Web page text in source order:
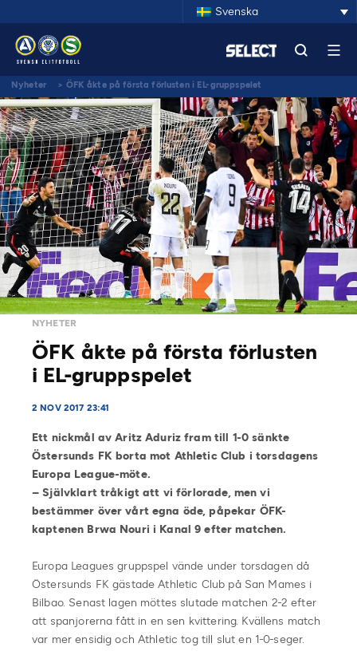
Svenska
Nyheter > ÖFK åkte på första förlusten i EL-gruppspelet
NYHETER
ÖFK åkte på första förlusten
i EL-gruppspelet
2 NOV 2017 23:41
Ett nickmål av Aritz Aduriz fram till 1-0 sänkte
Östersunds FK borta mot Athletic Club i torsdagens
Europa League-möte.
– Självklart tråkigt att vi förlorade, men vi
bestämmer över vårt egna öde, påpekar ÖFK-
kaptenen Brwa Nouri i Kanal 9 efter matchen.
Europa Leagues gruppspel vände under torsdagen då
Östersunds FK gästade Athletic Club på San Mames i
Bilbao. Senast lagen möttes slutade matchen 2-2 efter
att spanjorerna fått in en sen kvittering. Kvällens match
var mer ensidig och Athletic tog till slut en 1-0-seger.